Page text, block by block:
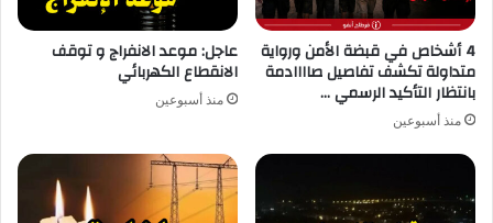
4 أشخاص في قبضة الأمن ورواية
متداولة تكشف تفاصيل صاااادمة
بانتظار التأكيد الرسمي …
منذ أسبوعين
عاجل: موعد الانفراج و توقف
الانقطاع الكهربائي
منذ أسبوعين